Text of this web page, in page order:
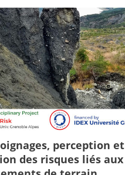
perception et
des risques liés aux